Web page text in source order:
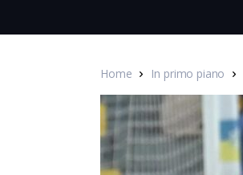
Home In primo piano